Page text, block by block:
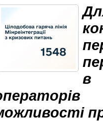
в